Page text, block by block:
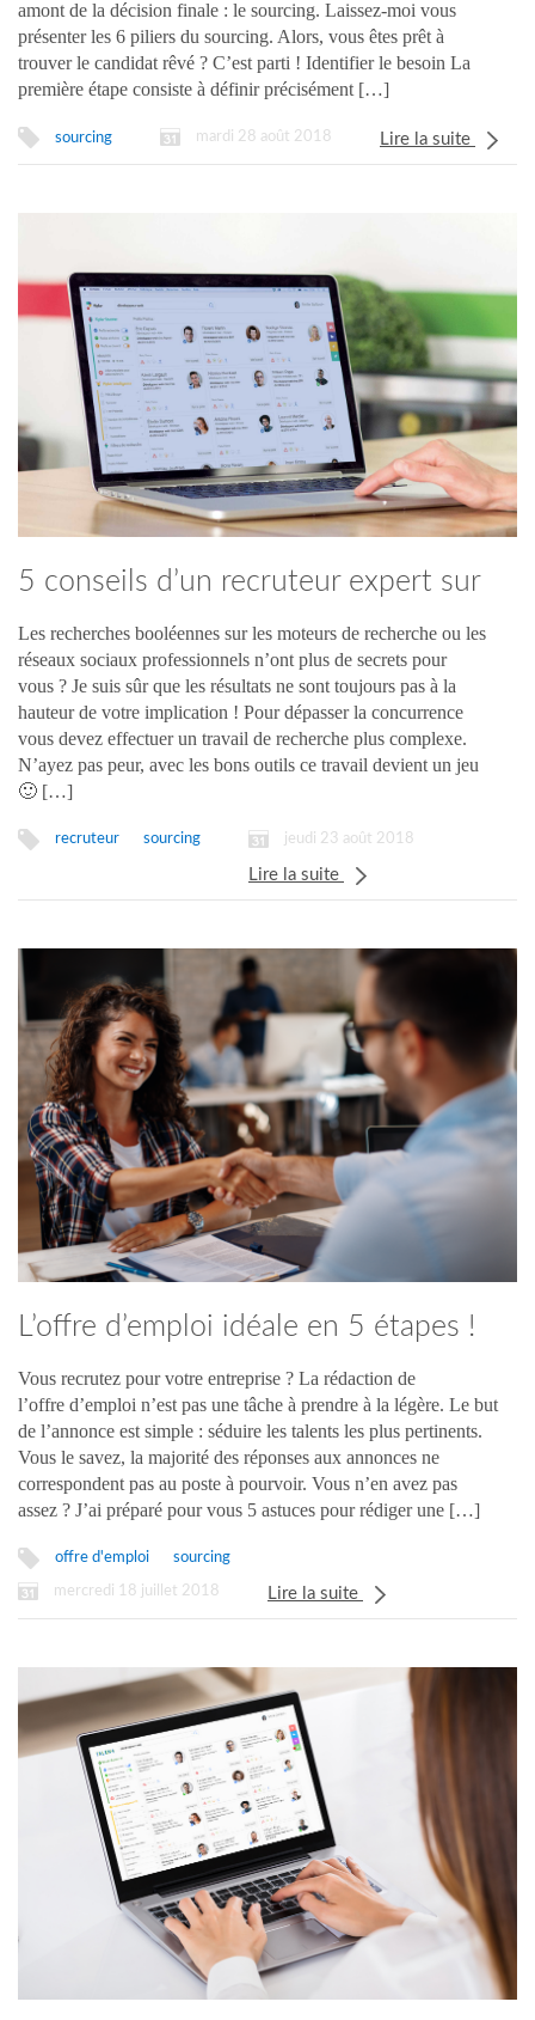
amont de la décision finale : le sourcing. Laissez-moi vous
présenter les 6 piliers du sourcing. Alors, vous êtes prêt à
trouver le candidat rêvé ? C’est parti ! Identifier le besoin La
première étape consiste à définir précisément […]
sourcing mardi 28 août 2018 Lire la suite
5 conseils d’un recruteur expert sur
Pipler
Les recherches booléennes sur les moteurs de recherche ou les
réseaux sociaux professionnels n’ont plus de secrets pour
vous ? Je suis sûr que les résultats ne sont toujours pas à la
hauteur de votre implication ! Pour dépasser la concurrence
vous devez effectuer un travail de recherche plus complexe.
N’ayez pas peur, avec les bons outils ce travail devient un jeu
🙂 […]
recruteur sourcing jeudi 23 août 2018
Lire la suite
L’offre d’emploi idéale en 5 étapes !
Vous recrutez pour votre entreprise ? La rédaction de
l’offre d’emploi n’est pas une tâche à prendre à la légère. Le but
de l’annonce est simple : séduire les talents les plus pertinents.
Vous le savez, la majorité des réponses aux annonces ne
correspondent pas au poste à pourvoir. Vous n’en avez pas
assez ? J’ai préparé pour vous 5 astuces pour rédiger une […]
offre d'emploi sourcing
mercredi 18 juillet 2018 Lire la suite